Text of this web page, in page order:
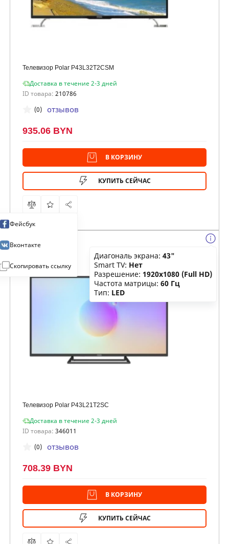
Телевизор Polar P43L32T2CSM
Доставка в течение 2-3 дней
ID товара: 210786
(0) отзывов
935.06 BYN
В КОРЗИНУ
КУПИТЬ СЕЙЧАС
Фейсбук
Вконтакте
Скопировать ссылку
Телевизор Polar P43L21T2SC
Доставка в течение 2-3 дней
ID товара: 346011
Диагональ экрана: 43"
Smart TV: Нет
Разрешение: 1920x1080 (Full HD)
Частота матрицы: 60 Гц
Тип: LED
(0) отзывов
708.39 BYN
В КОРЗИНУ
КУПИТЬ СЕЙЧАС